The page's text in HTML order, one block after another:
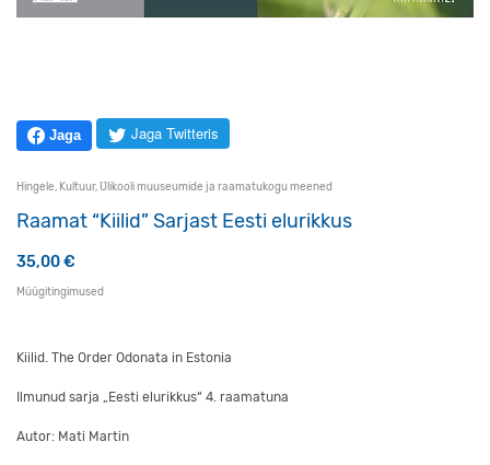
Jaga Jaga Twitteris
Hingele, Kultuur, Ülikooli muuseumide ja raamatukogu meened
Raamat “Kiilid” Sarjast Eesti elurikkus
35,00€
Müügitingimused
Kiilid. The Order Odonata in Estonia
Ilmunud sarja „Eesti elurikkus“ 4. raamatuna
Autor: Mati Martin